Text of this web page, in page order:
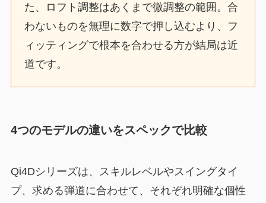
た、ロフト調整はあくまで微調整の範囲。合
わないものを無理に数字で押し込むより、フ
ィッティングで根本を合わせる方が結局は近
道です。
4つのモデルの違いをスペックで比較
Qi4Dシリーズは、スキルレベルやスイングタイ
プ、求める弾道に合わせて、それぞれ明確な個性